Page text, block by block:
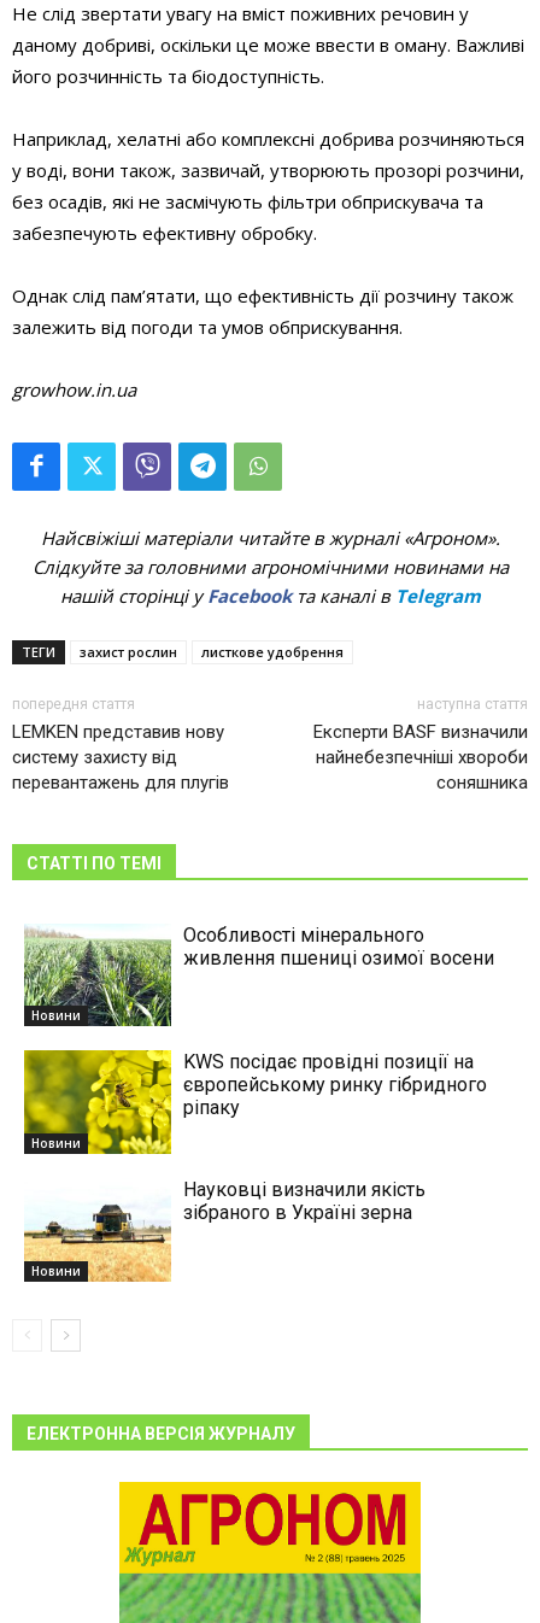
Не слід звертати увагу на вміст поживних речовин у
даному добриві, оскільки це може ввести в оману. Важливі
його розчинність та біодоступність.
Наприклад, хелатні або комплексні добрива розчиняються
у воді, вони також, зазвичай, утворюють прозорі розчини,
без осадів, які не засмічують фільтри обприскувача та
забезпечують ефективну обробку.
Однак слід пам’ятати, що ефективність дії розчину також
залежить від погоди та умов обприскування.
growhow.in.ua
Найсвіжіші матеріали читайте в журналі «Агроном».
Слідкуйте за головними агрономічними новинами на
нашій сторінці уFacebookта каналі в Telegram
ТЕГИ захист рослин листкове удобрення
попередня стаття
LEMKEN представив нову
систему захисту від
перевантажень для плугів
наступна стаття
Експерти BASF визначили
найнебезпечніші хвороби
соняшника
СТАТТІ ПО ТЕМІ
Новини
Особливості мінерального
живлення пшениці озимої восени
Новини
KWS посідає провідні позиції на
європейському ринку гібридного
ріпаку
Новини
Науковці визначили якість
зібраного в Україні зерна
ЕЛЕКТРОННА ВЕРСІЯ ЖУРНАЛУ